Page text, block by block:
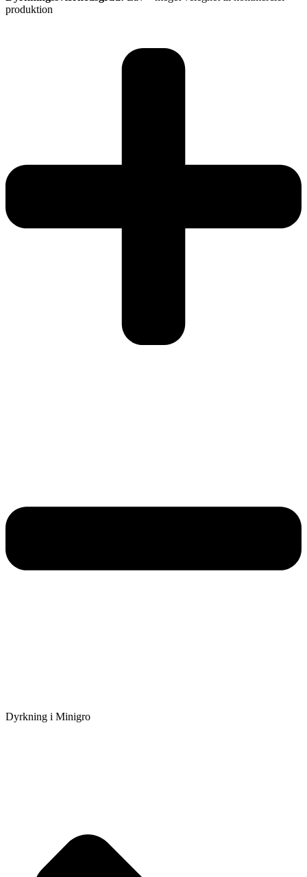
produktion
Dyrkning i Minigro